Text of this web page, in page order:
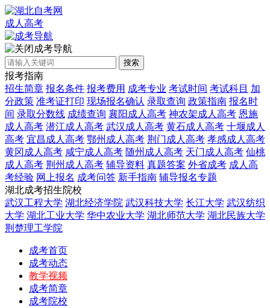
成人高考
成考导航
搜索
报考指南
招生简章 报名条件 报考费用 成考专业 考试时间 考试科目 加
分政策 准考证打印 现场报名确认 录取查询 政策指南 报名时
间 录取分数线 成绩查询 襄阳成人高考 神农架成人高考 恩施
成人高考 潜江成人高考 武汉成人高考 黄石成人高考 十堰成人
高考 宜昌成人高考 鄂州成人高考 荆门成人高考 孝感成人高考
黄冈成人高考 咸宁成人高考 随州成人高考 天门成人高考 仙桃
成人高考 荆州成人高考 辅导资料 真题答案 外省成考 成人高
考经验 网上报名 成考问答 新手指南 辅导报名专题
湖北成考招生院校
武汉工程大学 湖北经济学院 武汉科技大学 长江大学 武汉纺织
大学 湖北工业大学 华中农业大学 湖北师范大学 湖北民族大学
荆楚理工学院
成考首页
成考动态
教学视频
成考简章
成考院校